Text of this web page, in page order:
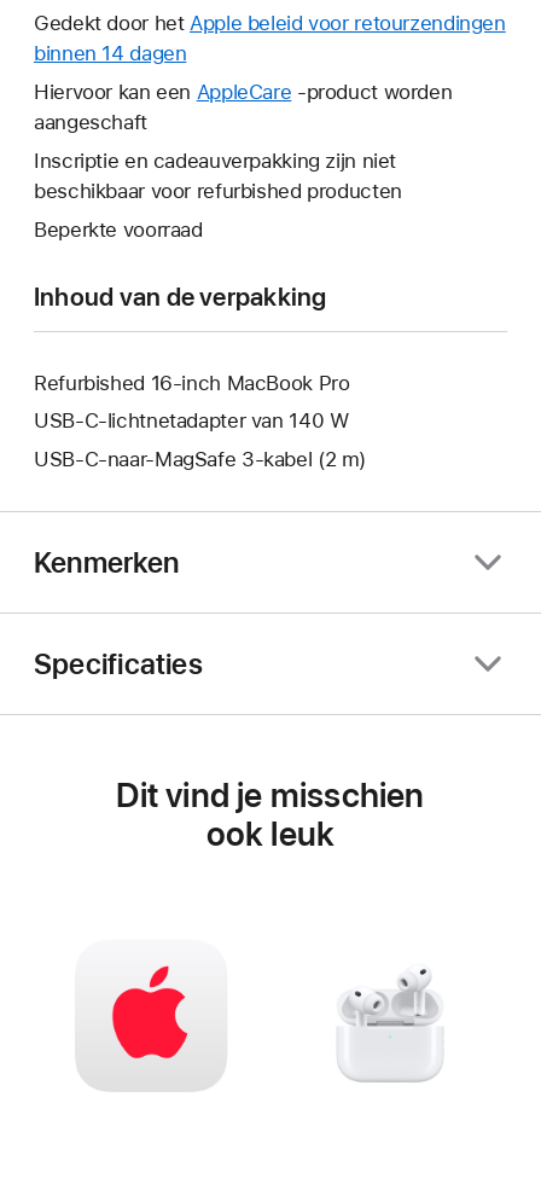
wordt
er
nieuw
venster
geopend.
Gedekt door hetApple beleid voor retourzendingen
binnen 14 dagen
wordt
nieuw
venster
geopend.
Hiervoor kan een AppleCare Hierdoor
er
een
-product worden
aangeschaft
Inscriptie en cadeauverpakking zijn niet
beschikbaar voor refurbished producten
Beperkte voorraad
Inhoud van de verpakking
Refurbished 16‑inch MacBook Pro
USB‑C-lichtnetadapter van 140 W
USB‑C-naar-MagSafe 3-kabel (2 m)
Kenmerken
Specificaties
Dit vind je misschien
ook leuk